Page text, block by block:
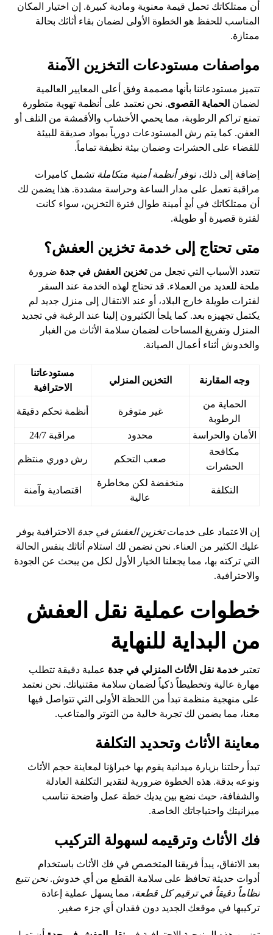
أن ممتلكاتك تحمل قيمة معنوية ومادية كبيرة. إن اختيار المكان
المناسب للحفظ هو الخطوة الأولى لضمان بقاء أثاثك بحالة
ممتازة.
مواصفات مستودعات التخزين الآمنة
تتميز مستودعاتنا بأنها مصممة وفق أعلى المعايير العالمية
لضمان الحماية القصوى. نحن نعتمد على أنظمة تهوية متطورة
تمنع تراكم الرطوبة، مما يحمي الأخشاب والأقمشة من التلف أو
العفن. كما يتم رش المستودعات دورياً بمواد صديقة للبيئة
للقضاء على الحشرات وضمان بيئة نظيفة تماماً.
إضافة إلى ذلك، نوفرأنظمة أمنية متكاملة تشمل كاميرات
مراقبة تعمل على مدار الساعة وحراسة مشددة. هذا يضمن لك
أن ممتلكاتك في أيدٍ أمينة طوال فترة التخزين، سواء كانت
لفترة قصيرة أو طويلة.
متى تحتاج إلى خدمة تخزين العفش؟
تتعدد الأسباب التي تجعل منتخزين العفش في جدة ضرورة
ملحة للعديد من العملاء. قد تحتاج لهذه الخدمة عند السفر
لفترات طويلة خارج البلاد، أو عند الانتقال إلى منزل جديد لم
يكتمل تجهيزه بعد. كما يلجأ الكثيرون إلينا عند الرغبة في تجديد
المنزل وتفريغ المساحات لضمان سلامة الأثاث من الغبار
والخدوش أثناء أعمال الصيانة.
وجه المقارنة التخزين المنزلي
مستودعاتنا
الاحترافية
الحماية من
الرطوبة
غير متوفرة أنظمة تحكم دقيقة
الأمان والحراسة محدود
مراقبة 24/7
مكافحة
الحشرات
صعب التحكم رش دوري منتظم
التكلفة
منخفضة لكن مخاطرة
عالية
اقتصادية وآمنة
إن الاعتماد على خدماتتخزين العفش في جدة الاحترافية يوفر
عليك الكثير من العناء. نحن نضمن لك استلام أثاثك بنفس الحالة
التي تركته بها، مما يجعلنا الخيار الأول لكل من يبحث عن الجودة
والاحترافية.
خطوات عملية نقل العفش
من البداية للنهاية
تعتبرخدمة نقل الأثاث المنزلي في جدة عملية دقيقة تتطلب
مهارة عالية وتخطيطاً ذكياً لضمان سلامة مقتنياتك. نحن نعتمد
على منهجية منظمة تبدأ من اللحظة الأولى التي تتواصل فيها
معنا، مما يضمن لك تجربة خالية من التوتر والمتاعب.
معاينة الأثاث وتحديد التكلفة
تبدأ رحلتنا بزيارة ميدانية يقوم بها خبراؤنا لمعاينة حجم الأثاث
ونوعه بدقة. هذه الخطوة ضرورية لتقدير التكلفة العادلة
والشفافة، حيث نضع بين يديك خطة عمل واضحة تناسب
ميزانيتك واحتياجاتك الخاصة.
فك الأثاث وترقيمه لسهولة التركيب
بعد الاتفاق، يبدأ فريقنا المتخصص في فك الأثاث باستخدام
أدوات حديثة تحافظ على سلامة القطع من أي خدوش.نحن نتبع
نظاماً دقيقاً في ترقيم كل قطعة، مما يسهل عملية إعادة
تركيبها في موقعك الجديد دون فقدان أي جزء صغير.